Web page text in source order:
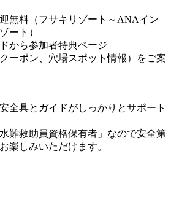
無料（フサキリゾート～ANAイン
ート）
から参加者特典ページ
ーポン、穴場スポット情報）をご案
全具とガイドがしっかりとサポート
難救助員資格保有者」なので安全第
楽しみいただけます。